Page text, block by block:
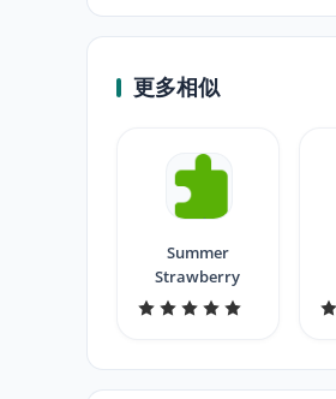
更多相似
Summer
Strawberry